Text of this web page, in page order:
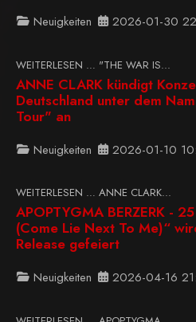
Neuigkeiten 2026-01-30
WEITERLESEN … "THE WAR IS...
ANNE CLARK kündigt
Deutschland unter dem
Tour" an
Neuigkeiten 2026-01-10
WEITERLESEN … ANNE CLARK...
APOPTYGMA BERZERK -
(Come Lie Next To Me)“
Release gefeiert
Neuigkeiten 2026-04-16